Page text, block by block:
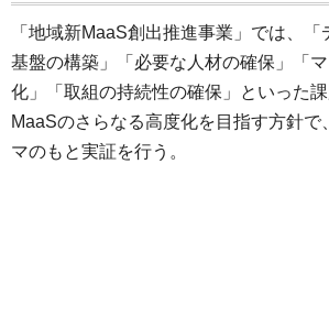
「地域新MaaS創出推進事業」では、
基盤の構築」「必要な人材の確保」「
化」「取組の持続性の確保」といった課
MaaSのさらなる高度化を目指す方針で
マのもと実証を行う。